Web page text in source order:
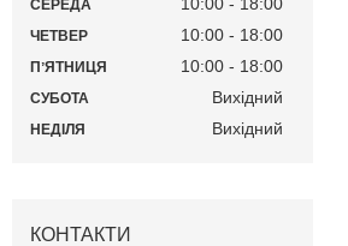
СЕРЕДА 10:00 18:00
ЧЕТВЕР 10:00 18:00
ПʼЯТНИЦЯ 10:00 18:00
СУБОТА Вихідний
НЕДІЛЯ Вихідний
КОНТАКТИ